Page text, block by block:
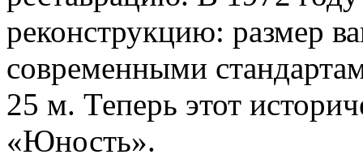
реконструкцию: размер
современными
25 м. Теперь этот
«Юность».